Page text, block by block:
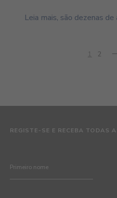
Leia mais, são dezenas
1
2
REGISTE-SE E RECEBA TODAS